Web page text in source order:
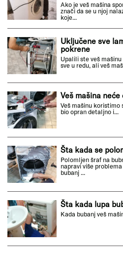
Ako je veš mašina
znači da se u njoj
koje...
Uključene sve
pokrene
Upalili ste veš
sve u redu, ali veš
Veš mašina
Veš mašinu koristimo
bio opran detaljno i...
Šta kada se
Polomljen šraf na
napravi više
bubanj ...
Šta kada lupa
Kada bubanj veš